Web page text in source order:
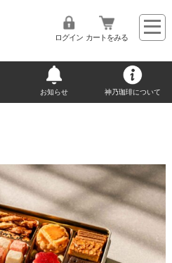
ログイン カートをみる
お知らせ 神乃珈琲について